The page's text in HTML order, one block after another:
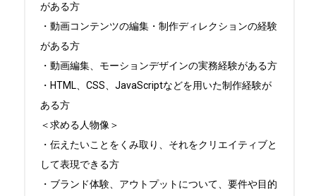
がある方
・動画コンテンツの編集・制作ディレクションの経験
がある方
・動画編集、モーションデザインの実務経験がある方
・HTML、CSS、JavaScriptなどを用いた制作経験が
ある方
＜求める人物像＞
・伝えたいことをくみ取り、それをクリエイティブと
して表現できる方
・ブランド体験、アウトプットについて、要件や目的